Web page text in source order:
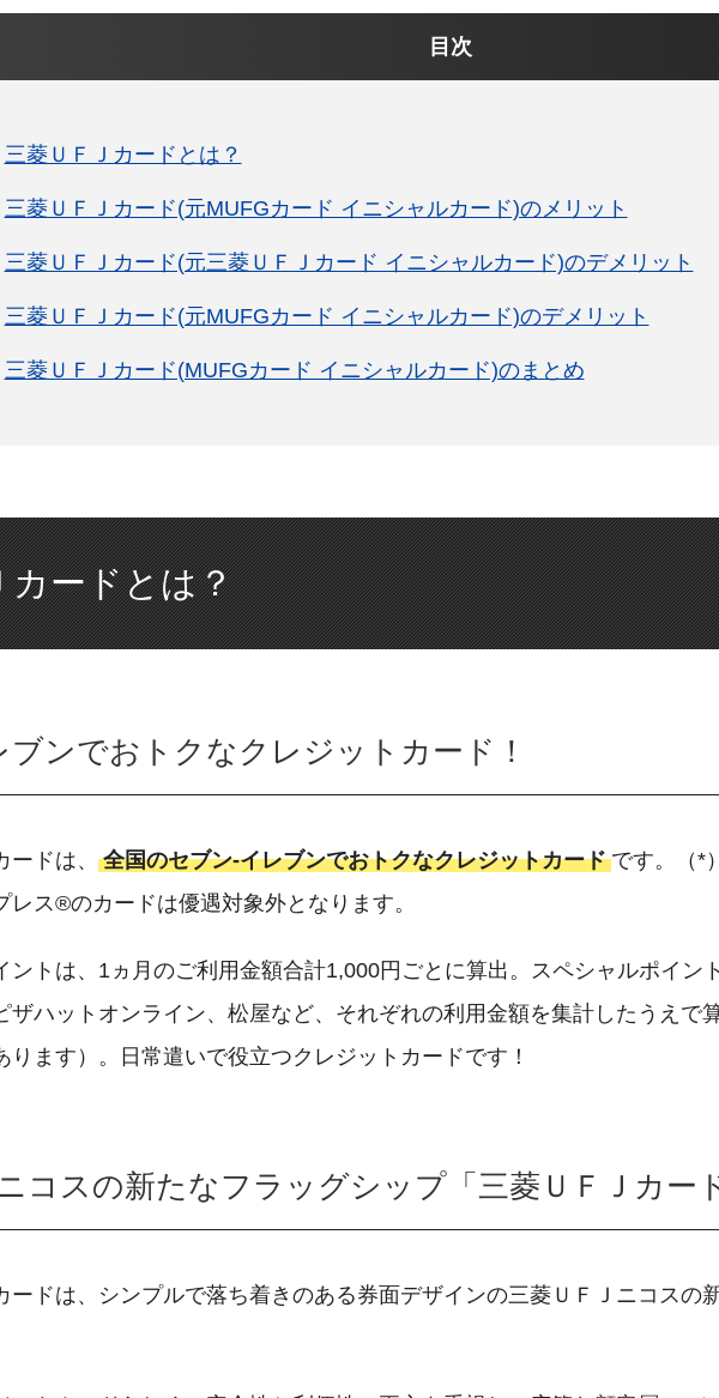
目次
三菱ＵＦＪカードとは？
三菱ＵＦＪカード(元MUFGカード イニシャルカード)のメリット
三菱ＵＦＪカード(元三菱ＵＦＪカード イニシャルカード)のデメリット
三菱ＵＦＪカード(元MUFGカード イニシャルカード)のデメリット
三菱ＵＦＪカード(MUFGカード イニシャルカード)のまとめ
カードとは？
ブンでおトクなクレジットカード！
ドは、 全国のセブン‐イレブンでおトクなクレジットカード です。（*
レス®のカードは優遇対象外となります。
ントは、1ヵ月のご利用金額合計1,000円ごとに算出。スペシャルポイン
ザハットオンライン、松屋など、それぞれの利用金額を集計したうえで
ります）。日常遣いで役立つクレジットカードです！
コスの新たなフラッグシップ「三菱ＵＦＪカー
ードは、シンプルで落ち着きのある券面デザインの三菱ＵＦＪニコスの